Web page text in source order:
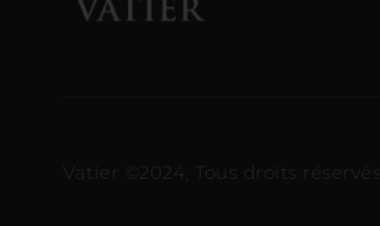
Vatier ©2024, Tous droits réservés